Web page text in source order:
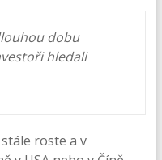
dobu
hledali
roste a v